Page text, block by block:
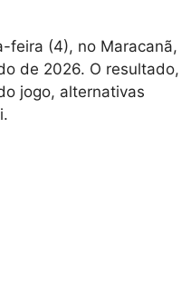
feira (4), no Maracanã,
de 2026. O resultado,
jogo, alternativas